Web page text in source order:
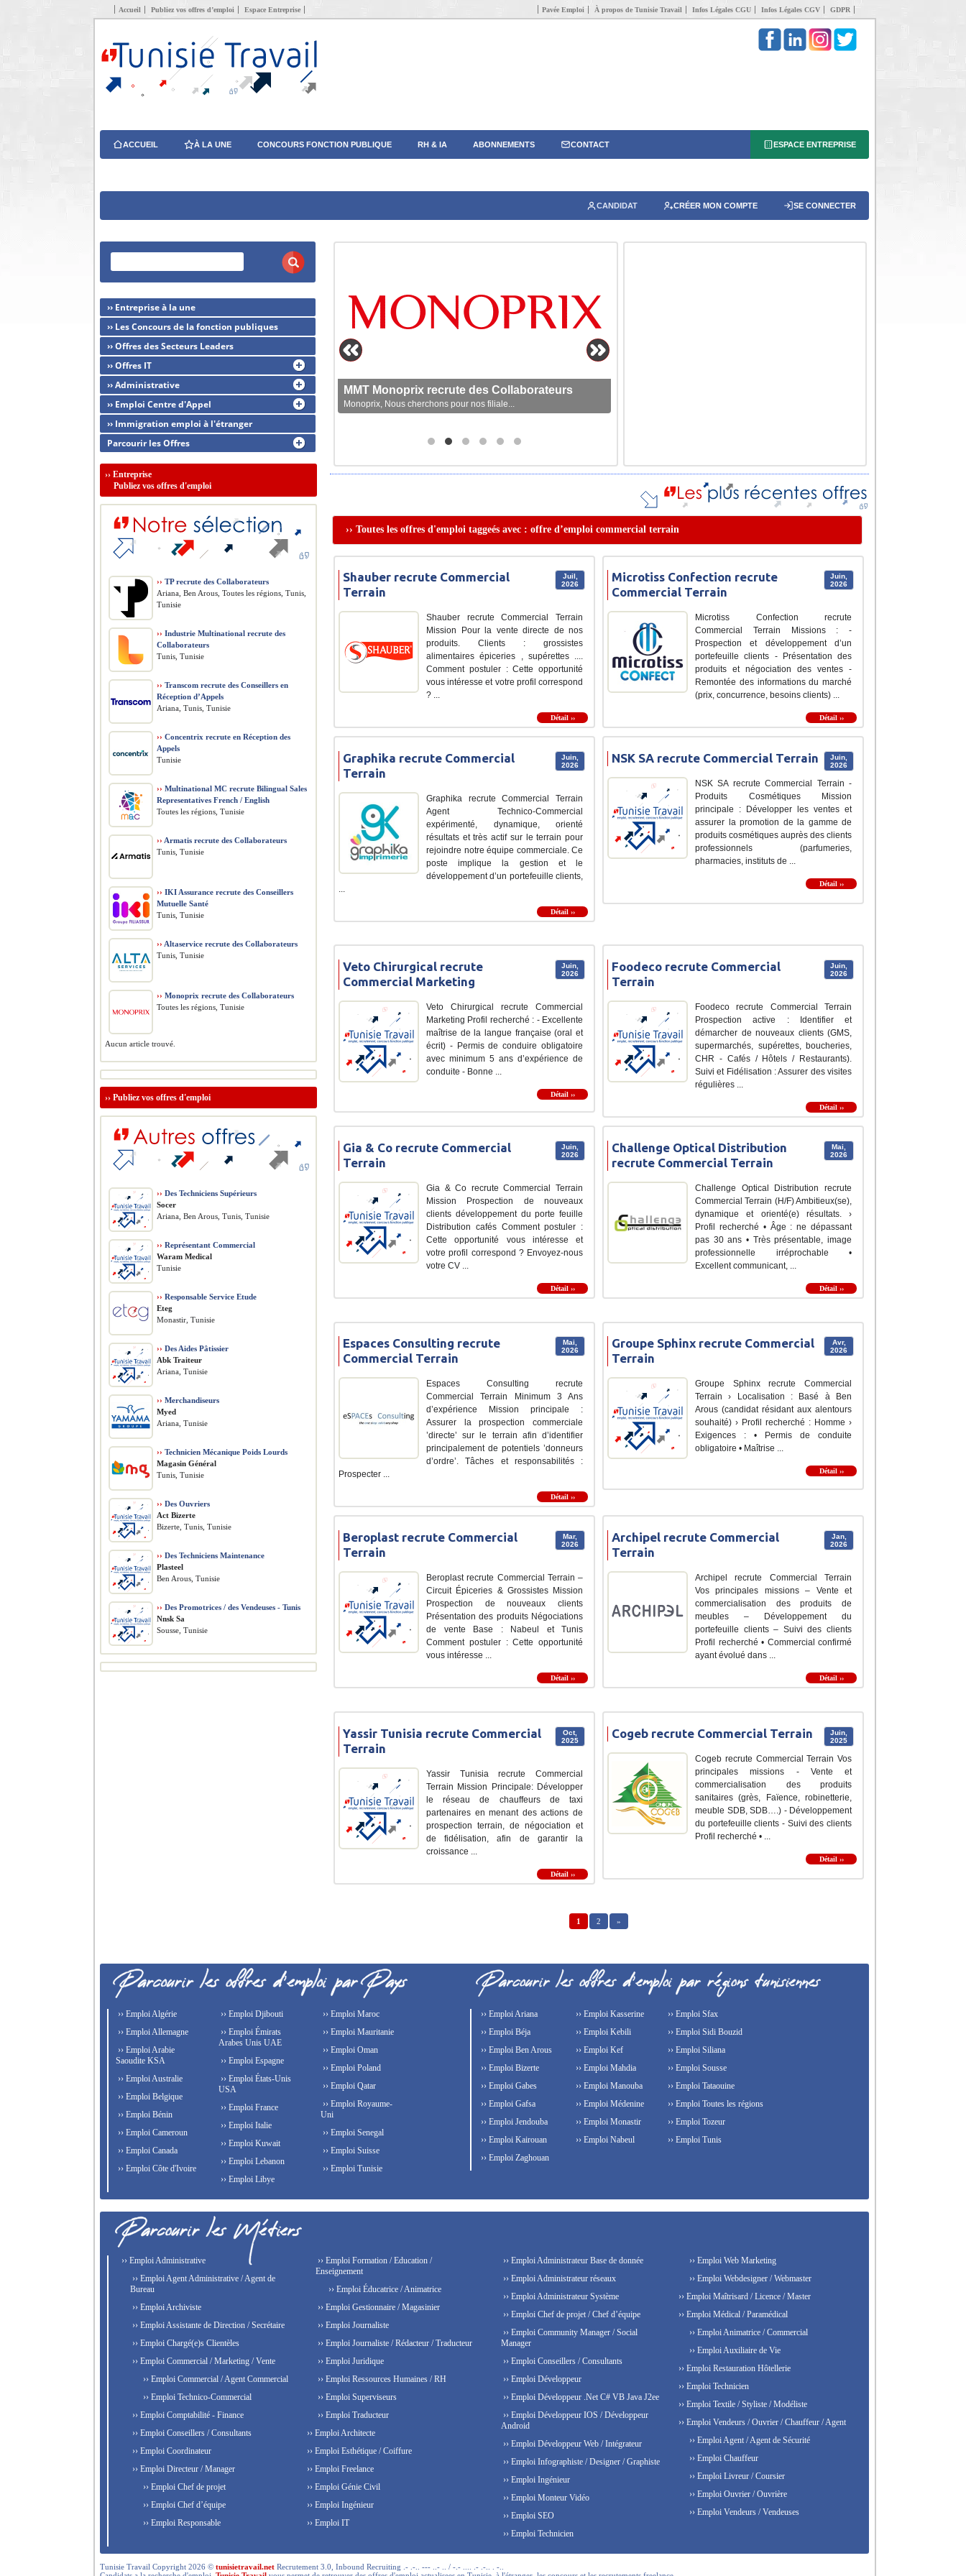
Accueil Publiez vos offres d’emploi Espace Entreprise Pavée Emploi À propos de Tunisie Travail Infos Légales CGU Infos Légales CGV GDPR
ACCUEIL À LA UNE CONCOURS FONCTION PUBLIQUE RH & IA ABONNEMENTS CONTACT ESPACE ENTREPRISE
CANDIDAT CRÉER MON COMPTE SE CONNECTER
MMT Monoprix recrute des Collaborateurs
Monoprix, Nous cherchons pour nos filiale...
›› Toutes les offres d'emploi taggeés avec : offre d’emploi commercial terrain
Juil,
2026
Shauber recrute Commercial
Terrain
Shauber recrute Commercial Terrain
Mission Pour la vente directe de nos
produits. Clients : grossistes
alimentaires épiceries , supérettes ....
Comment postuler : Cette opportunité
vous intéresse et votre profil correspond
? ...
Détail ››
Juin,
2026
Microtiss Confection recrute
Commercial Terrain
Microtiss Confection recrute
Commercial Terrain Missions : -
Prospection et développement d’un
portefeuille clients - Présentation des
produits et négociation des ventes -
Remontée des informations du marché
(prix, concurrence, besoins clients) ...
Détail ››
Juin,
2026
Graphika recrute Commercial
Terrain
Graphika recrute Commercial Terrain
Agent Technico-Commercial
expérimenté, dynamique, orienté
résultats et très actif sur le terrain pour
rejoindre notre équipe commerciale. Ce
poste implique la gestion et le
développement d’un portefeuille clients,
...
Détail ››
Juin,
2026
NSK SA recrute Commercial Terrain
NSK SA recrute Commercial Terrain -
Produits Cosmétiques Mission
principale : Développer les ventes et
assurer la promotion de la gamme de
produits cosmétiques auprès des clients
professionnels (parfumeries,
pharmacies, instituts de ...
Détail ››
Juin,
2026
Veto Chirurgical recrute
Commercial Marketing
Veto Chirurgical recrute Commercial
Marketing Profil recherché : - Excellente
maîtrise de la langue française (oral et
écrit) - Permis de conduire obligatoire
avec minimum 5 ans d’expérience de
conduite - Bonne ...
Détail ››
Juin,
2026
Foodeco recrute Commercial
Terrain
Foodeco recrute Commercial Terrain
Prospection active : Identifier et
démarcher de nouveaux clients (GMS,
supermarchés, supérettes, boucheries,
CHR - Cafés / Hôtels / Restaurants).
Suivi et Fidélisation : Assurer des visites
régulières ...
Détail ››
Juin,
2026
Gia & Co recrute Commercial
Terrain
Gia & Co recrute Commercial Terrain
Mission Prospection de nouveaux
clients développement du porte feuille
Distribution cafés Comment postuler :
Cette opportunité vous intéresse et
votre profil correspond ? Envoyez-nous
votre CV ...
Détail ››
Mai,
2026
Challenge Optical Distribution
recrute Commercial Terrain
Challenge Optical Distribution recrute
Commercial Terrain (H/F) Ambitieux(se),
dynamique et orienté(e) résultats. ›
Profil recherché • Âge : ne dépassant
pas 30 ans • Très présentable, image
professionnelle irréprochable •
Excellent communicant, ...
Détail ››
Mai,
2026
Espaces Consulting recrute
Commercial Terrain
Espaces Consulting recrute
Commercial Terrain Minimum 3 Ans
d’expérience Mission principale :
Assurer la prospection commerciale
’directe’ sur le terrain afin d’identifier
principalement de potentiels ’donneurs
d’ordre’. Tâches et responsabilités :
Prospecter ...
Détail ››
Avr,
2026
Groupe Sphinx recrute Commercial
Terrain
Groupe Sphinx recrute Commercial
Terrain › Localisation : Basé à Ben
Arous (candidat résidant aux alentours
souhaité) › Profil recherché : Homme ›
Exigences : • Permis de conduite
obligatoire • Maîtrise ...
Détail ››
Mar,
2026
Beroplast recrute Commercial
Terrain
Beroplast recrute Commercial Terrain –
Circuit Épiceries & Grossistes Mission
Prospection de nouveaux clients
Présentation des produits Négociations
de vente Base : Nabeul et Tunis
Comment postuler : Cette opportunité
vous intéresse ...
Détail ››
Jan,
2026
Archipel recrute Commercial
Terrain
Archipel recrute Commercial Terrain
Vos principales missions – Vente et
commercialisation des produits de
meubles – Développement du
portefeuille clients – Suivi des clients
Profil recherché • Commercial confirmé
ayant évolué dans ...
Détail ››
Oct,
2025
Yassir Tunisia recrute Commercial
Terrain
Yassir Tunisia recrute Commercial
Terrain Mission Principale: Développer
le réseau de chauffeurs de taxi
partenaires en menant des actions de
prospection terrain, de négociation et
de fidélisation, afin de garantir la
croissance ...
Détail ››
Juin,
2025
Cogeb recrute Commercial Terrain
Cogeb recrute Commercial Terrain Vos
principales missions - Vente et
commercialisation des produits
sanitaires (grès, Faïence, robinetterie,
meuble SDB, SDB….) - Développement
du portefeuille clients - Suivi des clients
Profil recherché • ...
Détail ››
1 2 »
›› Entreprise à la une
›› Les Concours de la fonction publiques
›› Offres des Secteurs Leaders
›› Offres IT
›› Administrative
›› Emploi Centre d'Appel
›› Immigration emploi à l'étranger
Parcourir les Offres
›› Entreprise
Publiez vos offres d'emploi
›› TP recrute des Collaborateurs
Ariana, Ben Arous, Toutes les régions, Tunis,
Tunisie
›› Industrie Multinational recrute des
Collaborateurs
Tunis, Tunisie
›› Transcom recrute des Conseillers en
Réception d’Appels
Ariana, Tunis, Tunisie
›› Concentrix recrute en Réception des
Appels
Tunisie
›› Multinational MC recrute Bilingual Sales
Representatives French / English
Toutes les régions, Tunisie
›› Armatis recrute des Collaborateurs
Tunis, Tunisie
›› IKI Assurance recrute des Conseillers
Mutuelle Santé
Tunis, Tunisie
›› Altaservice recrute des Collaborateurs
Tunis, Tunisie
›› Monoprix recrute des Collaborateurs
Toutes les régions, Tunisie
Aucun article trouvé.
›› Publiez vos offres d'emploi
›› Des Techniciens Supérieurs
Socer
Ariana, Ben Arous, Tunis, Tunisie
›› Représentant Commercial
Waram Medical
Tunisie
›› Responsable Service Etude
Eteg
Monastir, Tunisie
›› Des Aides Pâtissier
Abk Traiteur
Ariana, Tunisie
›› Merchandiseurs
Myed
Ariana, Tunisie
›› Technicien Mécanique Poids Lourds
Magasin Général
Tunis, Tunisie
›› Des Ouvriers
Act Bizerte
Bizerte, Tunis, Tunisie
›› Des Techniciens Maintenance
Plasteel
Ben Arous, Tunisie
›› Des Promotrices / des Vendeuses - Tunis
Nnsk Sa
Sousse, Tunisie
›› Emploi Algérie
›› Emploi Allemagne
›› Emploi Arabie
Saoudite KSA
›› Emploi Australie
›› Emploi Belgique
›› Emploi Bénin
›› Emploi Cameroun
›› Emploi Canada
›› Emploi Côte d'Ivoire
›› Emploi Djibouti
›› Emploi Émirats
Arabes Unis UAE
›› Emploi Espagne
›› Emploi États-Unis
USA
›› Emploi France
›› Emploi Italie
›› Emploi Kuwait
›› Emploi Lebanon
›› Emploi Libye
›› Emploi Maroc
›› Emploi Mauritanie
›› Emploi Oman
›› Emploi Poland
›› Emploi Qatar
›› Emploi Royaume-
Uni
›› Emploi Senegal
›› Emploi Suisse
›› Emploi Tunisie
›› Emploi Ariana
›› Emploi Béja
›› Emploi Ben Arous
›› Emploi Bizerte
›› Emploi Gabes
›› Emploi Gafsa
›› Emploi Jendouba
›› Emploi Kairouan
›› Emploi Kasserine
›› Emploi Kebili
›› Emploi Kef
›› Emploi Mahdia
›› Emploi Manouba
›› Emploi Médenine
›› Emploi Monastir
›› Emploi Nabeul
›› Emploi Sfax
›› Emploi Sidi Bouzid
›› Emploi Siliana
›› Emploi Sousse
›› Emploi Tataouine
›› Emploi Toutes les régions
›› Emploi Tozeur
›› Emploi Tunis
›› Emploi Zaghouan
›› Emploi Administrative
›› Emploi Agent Administrative / Agent de
Bureau
›› Emploi Archiviste
›› Emploi Assistante de Direction / Secrétaire
›› Emploi Chargé(e)s Clientèles
›› Emploi Commercial / Marketing / Vente
›› Emploi Commercial / Agent Commercial
›› Emploi Technico-Commercial
›› Emploi Comptabilité - Finance
›› Emploi Conseillers / Consultants
›› Emploi Coordinateur
›› Emploi Directeur / Manager
›› Emploi Chef de projet
›› Emploi Chef d’équipe
›› Emploi Responsable
›› Emploi Formation / Education /
Enseignement
›› Emploi Éducatrice / Animatrice
›› Emploi Gestionnaire / Magasinier
›› Emploi Journaliste
›› Emploi Journaliste / Rédacteur / Traducteur
›› Emploi Juridique
›› Emploi Ressources Humaines / RH
›› Emploi Superviseurs
›› Emploi Traducteur
›› Emploi Architecte
›› Emploi Esthétique / Coiffure
›› Emploi Freelance
›› Emploi Génie Civil
›› Emploi Ingénieur
›› Emploi IT
›› Emploi Administrateur Base de donnée
›› Emploi Administrateur réseaux
›› Emploi Administrateur Système
›› Emploi Chef de projet / Chef d’équipe
›› Emploi Community Manager / Social
Manager
›› Emploi Conseillers / Consultants
›› Emploi Développeur
›› Emploi Développeur .Net C# VB Java J2ee
›› Emploi Développeur IOS / Développeur
Android
›› Emploi Développeur Web / Intégrateur
›› Emploi Infographiste / Designer / Graphiste
›› Emploi Ingénieur
›› Emploi Monteur Vidéo
›› Emploi SEO
›› Emploi Technicien
›› Emploi Web Marketing
›› Emploi Webdesigner / Webmaster
›› Emploi Maîtrisard / Licence / Master
›› Emploi Médical / Paramédical
›› Emploi Animatrice / Commercial
›› Emploi Auxiliaire de Vie
›› Emploi Restauration Hôtellerie
›› Emploi Technicien
›› Emploi Textile / Styliste / Modéliste
›› Emploi Vendeurs / Ouvrier / Chauffeur / Agent
›› Emploi Agent / Agent de Sécurité
›› Emploi Chauffeur
›› Emploi Livreur / Coursier
›› Emploi Ouvrier / Ouvrière
›› Emploi Vendeurs / Vendeuses
Tunisie Travail Copyright 2026 © tunisietravail.net Recrutement 3.0, Inbound Recruiting .- .-.. --- ..- .. / -.- .... .- .-.. . -..